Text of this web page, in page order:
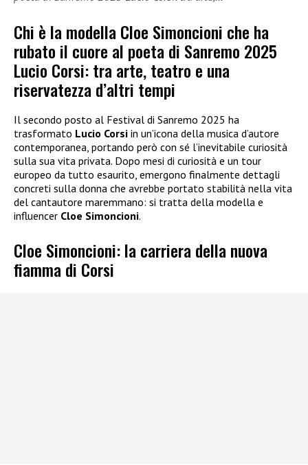
Chi è la modella Cloe Simoncioni che ha
rubato il cuore al poeta di Sanremo 2025
Lucio Corsi: tra arte, teatro e una
riservatezza d’altri tempi
Il secondo posto al Festival di Sanremo 2025 ha
trasformato Lucio Corsi in un’icona della musica d’autore
contemporanea, portando però con sé l’inevitabile curiosità
sulla sua vita privata. Dopo mesi di curiosità e un tour
europeo da tutto esaurito, emergono finalmente dettagli
concreti sulla donna che avrebbe portato stabilità nella vita
del cantautore maremmano: si tratta della modella e
influencer Cloe Simoncioni.
Cloe Simoncioni: la carriera della nuova
fiamma di Corsi